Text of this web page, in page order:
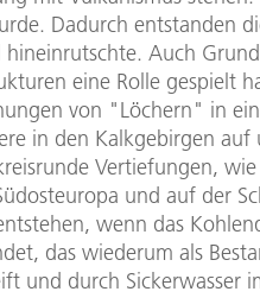
Dadurch entstanden
Auch
eine Rolle gespielt
von "Löchern" in
in den Kalkgebirgen
Vertiefungen,
und auf der
wenn das
das wiederum als
und durch Sickerwasser